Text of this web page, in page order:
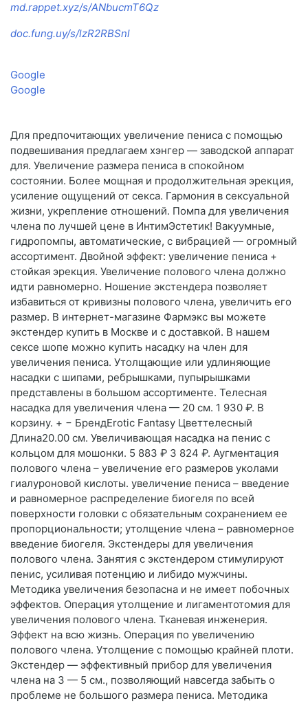
md.rappet.xyz/s/ANbucmT6Qz
doc.fung.uy/s/lzR2RBSnl
Google
Google
Для предпочитающих увеличение пениса с помощью
подвешивания предлагаем хэнгер — заводской аппарат
для. Увеличение размера пениса в спокойном
состоянии. Более мощная и продолжительная эрекция,
усиление ощущений от секса. Гармония в сексуальной
жизни, укрепление отношений. Помпа для увеличения
члена по лучшей цене в ИнтимЭстетик! Вакуумные,
гидропомпы, автоматические, с вибрацией — огромный
ассортимент. Двойной эффект: увеличение пениса +
стойкая эрекция. Увеличение полового члена должно
идти равномерно. Ношение экстендера позволяет
избавиться от кривизны полового члена, увеличить его
размер. В интернет-магазине Фармэкс вы можете
экстендер купить в Москве и с доставкой. В нашем
сексе шопе можно купить насадку на член для
увеличения пениса. Утолщающие или удлиняющие
насадки с шипами, ребрышками, пупырышками
представлены в большом ассортименте. Телесная
насадка для увеличения члена — 20 см. 1 930 ₽. В
корзину. + − БрендErotic Fantasy Цветтелесный
Длина20.00 см. Увеличивающая насадка на пенис с
кольцом для мошонки. 5 883 ₽ 3 824 ₽. Аугментация
полового члена – увеличение его размеров уколами
гиалуроновой кислоты. увеличение пениса – введение
и равномерное распределение биогеля по всей
поверхности головки с обязательным сохранением ее
пропорциональности; утолщение члена – равномерное
введение биогеля. Экстендеры для увеличения
полового члена. Занятия с экстендером стимулируют
пенис, усиливая потенцию и либидо мужчины.
Методика увеличения безопасна и не имеет побочных
эффектов. Операция утолщение и лигаментотомия для
увеличения полового члена. Тканевая инженерия.
Эффект на всю жизнь. Операция по увеличению
полового члена. Утолщение с помощью крайней плоти.
Экстендер — эффективный прибор для увеличения
члена на 3 — 5 см., позволяющий навсегда забыть о
проблеме не большого размера пениса. Методика